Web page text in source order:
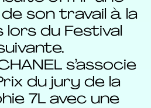
son travail à la
lors du Festival
s’associe
du jury de la
7L avec une